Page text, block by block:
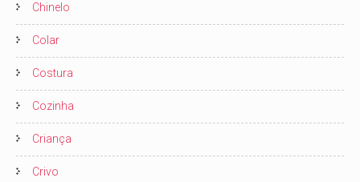
Chinelo
Colar
Costura
Cozinha
Criança
Crivo